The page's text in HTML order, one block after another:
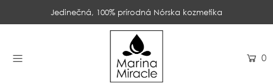
Jedinečná, 100% prírodná Nórska kozmetika
0
DOMOV